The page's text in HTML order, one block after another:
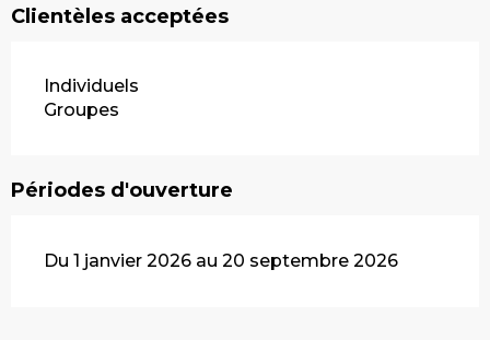
Clientèles acceptées
Individuels
Groupes
Périodes d'ouverture
Du 1 janvier 2026 au 20 septembre 2026